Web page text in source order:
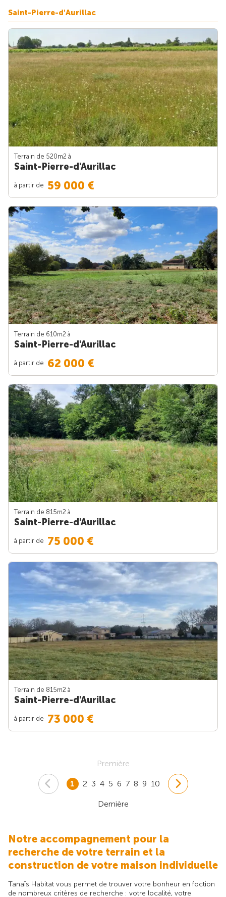
Saint-Pierre-d'Aurillac
Terrain de 520m2 à
Saint-Pierre-d'Aurillac
à partir de 59 000 €
Terrain de 610m2 à
Saint-Pierre-d'Aurillac
à partir de 62 000 €
Terrain de 815m2 à
Saint-Pierre-d'Aurillac
à partir de 75 000 €
Terrain de 815m2 à
Saint-Pierre-d'Aurillac
à partir de 73 000 €
Première
1 2 3 4 5 6 7 8 9 10
Dernière
Notre accompagnement pour la
recherche de votre terrain et la
construction de votre maison individuelle
Tanaïs Habitat vous permet de trouver votre bonheur en foction
de nombreux critères de recherche : votre localité, votre